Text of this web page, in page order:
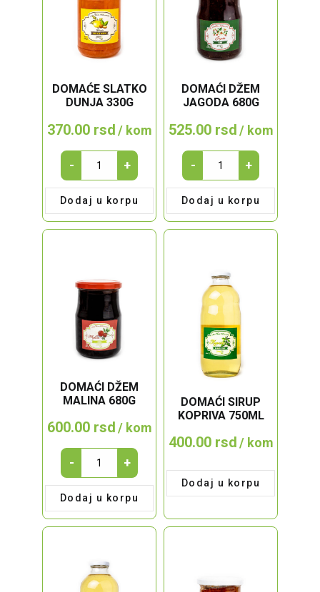
quantity
DOMAĆE SLATKO
DUNJA 330G
370.00 rsd/ kom
Domaće
slatko
dunja
330g
quantity
- +
Dodaj u korpu
DOMAĆI DŽEM
JAGODA 680G
525.00 rsd/ kom
DOMAĆI
DŽEM
JAGODA
680g
quantity
- +
Dodaj u korpu
DOMAĆI DŽEM
MALINA 680G
600.00 rsd/ kom
DOMAĆI
DŽEM
MALINA
680g
quantity
- +
Dodaj u korpu
DOMAĆI SIRUP
KOPRIVA 750ML
400.00 rsd/ kom
Dodaj u korpu